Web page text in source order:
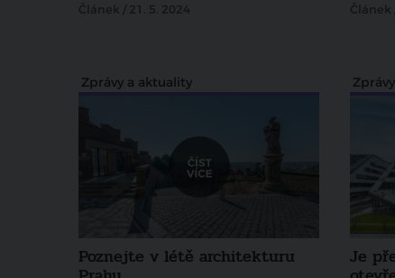
Článek / 21. 5. 2024 Článek
Zprávy a aktuality
Poznejte v létě architekturu Je